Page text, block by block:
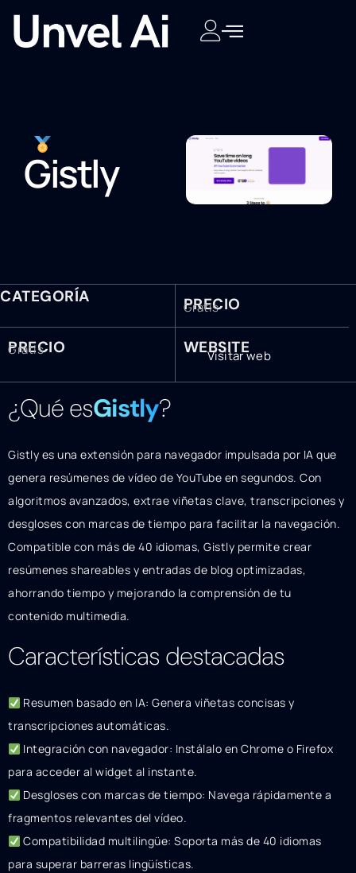
Gistly
CATEGORÍA PRECIO
Gratis
PRECIO
Gratis WEBSITE
Visitar web
¿Qué esGistly?
Gistly es una extensión para navegador impulsada por IA que
genera resúmenes de vídeo de YouTube en segundos. Con
algoritmos avanzados, extrae viñetas clave, transcripciones y
desgloses con marcas de tiempo para facilitar la navegación.
Compatible con más de 40 idiomas, Gistly permite crear
resúmenes shareables y entradas de blog optimizadas,
ahorrando tiempo y mejorando la comprensión de tu
contenido multimedia.
Características destacadas
Resumen basado en IA: Genera viñetas concisas y
transcripciones automáticas.
Integración con navegador: Instálalo en Chrome o Firefox
para acceder al widget al instante.
Desgloses con marcas de tiempo: Navega rápidamente a
fragmentos relevantes del vídeo.
Compatibilidad multilingüe: Soporta más de 40 idiomas
para superar barreras lingüísticas.